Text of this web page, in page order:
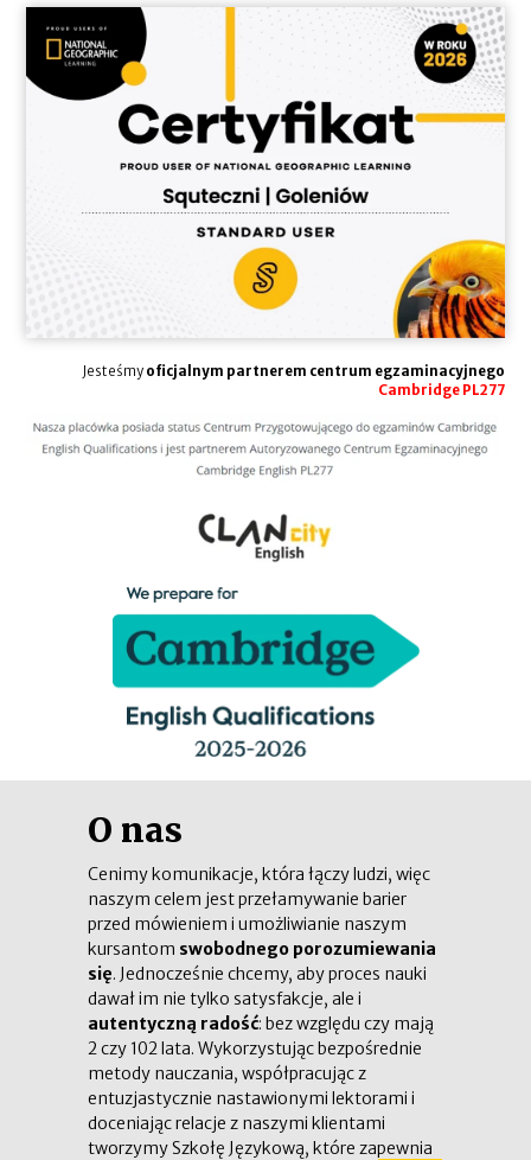
Jesteśmy oficjalnym partnerem centrum egzaminacyjnego
Cambridge PL277
O nas
Cenimy komunikacje, która łączy ludzi, więc
naszym celem jest przełamywanie barier
przed mówieniem i umożliwianie naszym
kursantom swobodnego porozumiewania
się. Jednocześnie chcemy, aby proces nauki
dawał im nie tylko satysfakcje, ale i
autentyczną radość: bez względu czy mają
2 czy 102 lata. Wykorzystując bezpośrednie
metody nauczania, współpracując z
entuzjastycznie nastawionymi lektorami i
doceniając relacje z naszymi klientami
tworzymy Szkołę Językową, które zapewnia